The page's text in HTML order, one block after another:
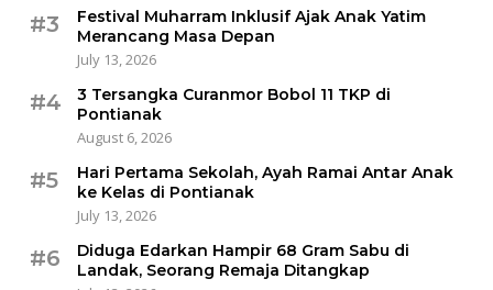
#3
Festival Muharram Inklusif Ajak Anak Yatim
Merancang Masa Depan
July 13, 2026
#4
3 Tersangka Curanmor Bobol 11 TKP di
Pontianak
August 6, 2026
#5
Hari Pertama Sekolah, Ayah Ramai Antar Anak
ke Kelas di Pontianak
July 13, 2026
#6
Diduga Edarkan Hampir 68 Gram Sabu di
Landak, Seorang Remaja Ditangkap